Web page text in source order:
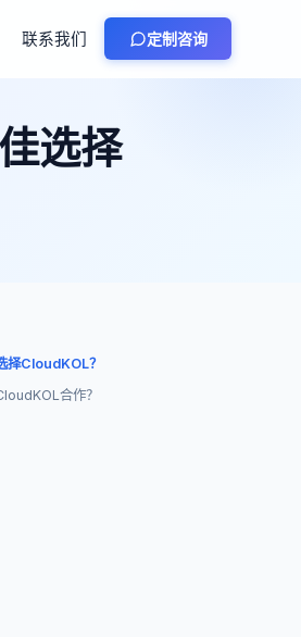
联系我们 定制咨询
选择
择CloudKOL？
合作？